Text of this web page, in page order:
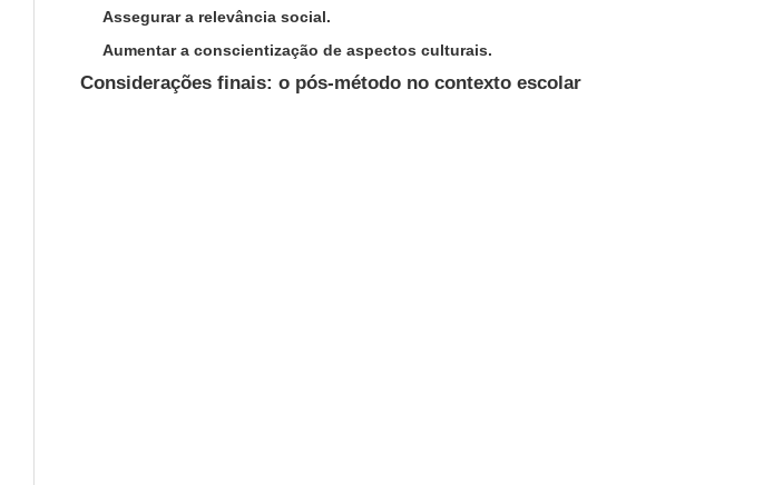
Assegurar a relevância social.
Aumentar a conscientização de aspectos culturais.
Considerações finais: o pós-método no contexto escolar